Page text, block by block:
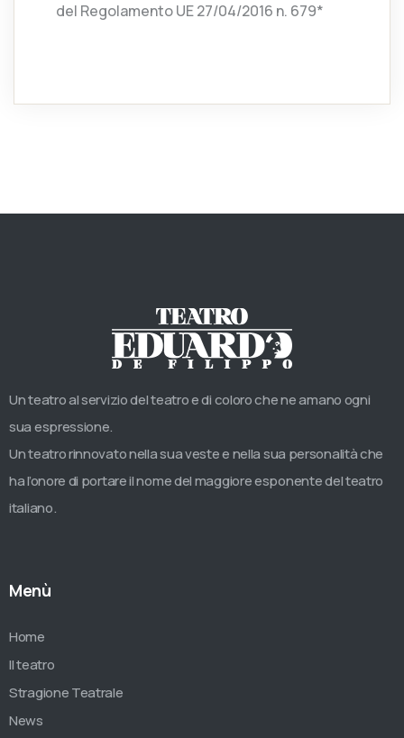
del Regolamento UE 27/04/2016 n. 679*
Un teatro al servizio del teatro e di coloro che ne amano ogni
sua espressione.
Un teatro rinnovato nella sua veste e nella sua personalità che
ha l’onore di portare il nome del maggiore esponente del teatro
italiano.
Menù
Home
Il teatro
Stragione Teatrale
News